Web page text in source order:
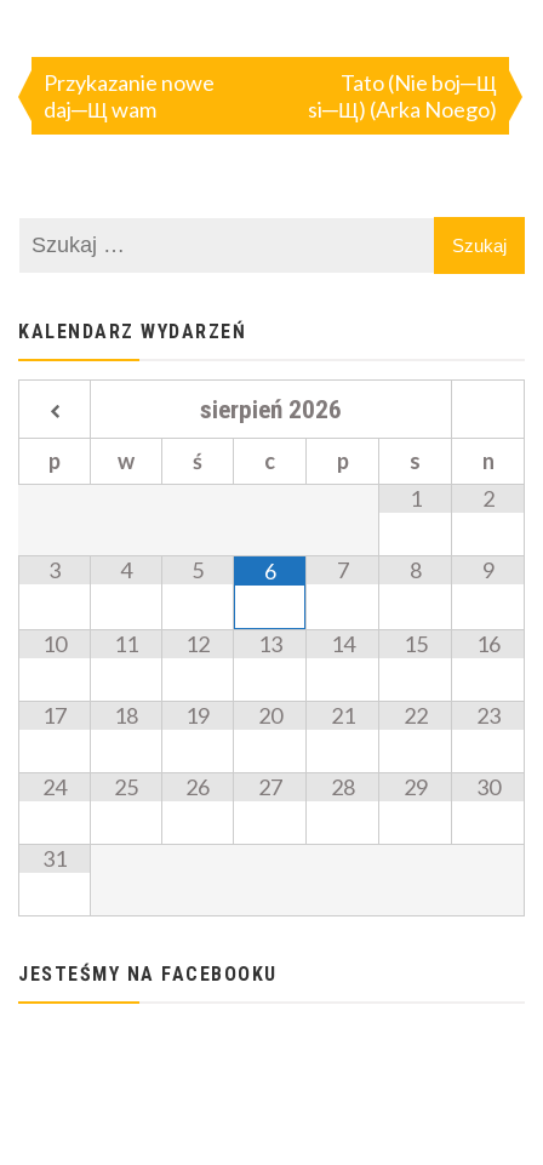
wpisu
Przykazanie nowe
daj─Щ wam
Tato (Nie boj─Щ
si─Щ) (Arka Noego)
KALENDARZ WYDARZEŃ
sierpień 2026
p w ś c p s
n
1
2
3 4 5 6 7 8 9
10 11 12 13 14 15 16
17 18 19 20 21 22 23
24 25 26 27 28 29 30
31
JESTEŚMY NA FACEBOOKU